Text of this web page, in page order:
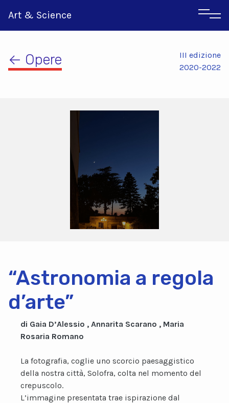
Art & Science
Greco
← Opere
III edizione
2020-2022
“Astronomia a regola
d’arte”
di Gaia D’Alessio , Annarita Scarano , Maria
Rosaria Romano
La fotografia, coglie uno scorcio paesaggistico
della nostra città, Solofra, colta nel momento del
crepuscolo.
L’immagine presentata trae ispirazione dal